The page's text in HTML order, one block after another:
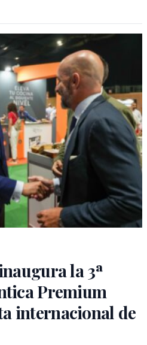
la 3ª
Premium
internacional de